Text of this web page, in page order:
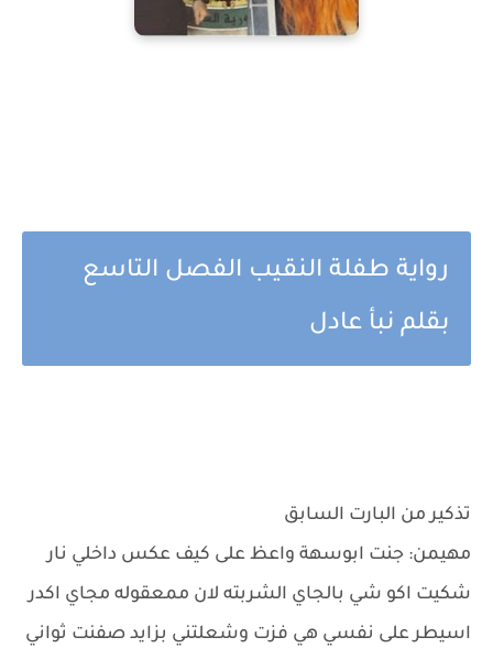
رواية طفلة النقيب الفصل التاسع
بقلم نبأ عادل
تذكير من البارت السابق
مهيمن: جنت ابوسهة واعظ على كيف عكس داخلي نار
شكيت اكو شي بالجاي الشربته لان ممعقوله مجاي اكدر
اسيطر على نفسي هي فزت وشعلتني بزايد صفنت ثواني